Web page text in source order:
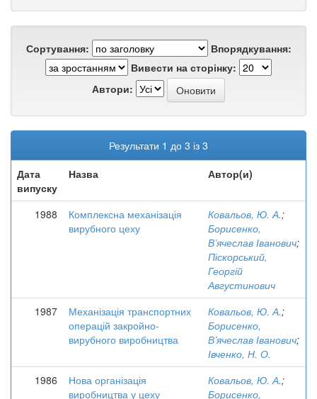
Сортування:
Впорядкування:
Вивести на сторінку:
Автори:
Результати 1 до 3 із 3
Дата
випуску
Назва Автор(и)
1988
Комплексна механізація
вирубного цеху
Ковальов, Ю. А.;
Борисенко,
В’ячеслав Іванович;
Піскорський,
Георгій
Августинович
1987
Механізація транспортних
операцій закройно-
вирубного виробництва
Ковальов, Ю. А.;
Борисенко,
В’ячеслав Іванович;
Івченко, Н. О.
1986
Нова організація
виробництва у цеху
Ковальов, Ю. А.;
Борисенко,